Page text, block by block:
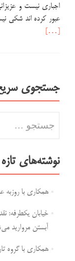
اجباری نیست و
عبور کرده اند شکی
[…]
جستجوی
نوشته‌های تازه
همکاری با روزبه
خیابان یکطرفه:
آبستن مروارید
همکاری با گروه